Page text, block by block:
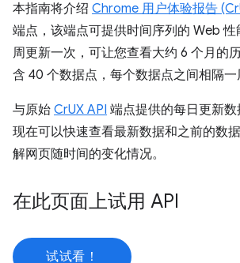
本指南将介绍 Chrome 用户体验报告
端点，该端点可提供时间序列的 Web
周更新一次，可让您查看大约 6 个月的
含 40 个数据点，每个数据点之间相隔一
与原始 CrUX API 端点提供的每日更新
现在可以快速查看最新数据和之前的数
解网页随时间的变化情况。
在此页面上试用 API
试试看！